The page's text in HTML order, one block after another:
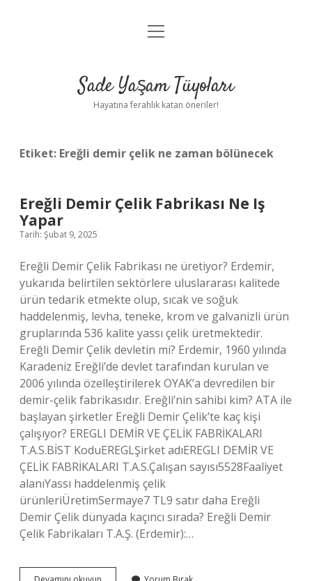
Anasayfa
Yasal Uyarı
menüyü
Sade Yaşam Tüyoları
Hayatına ferahlık katan öneriler!
Etiket: Ereğli demir çelik ne zaman bölünecek
Ereğli Demir Çelik Fabrikası Ne Iş
Yapar
Tarih: Şubat 9, 2025
Ereğli Demir Çelik Fabrikası ne üretiyor? Erdemir,
yukarıda belirtilen sektörlere uluslararası kalitede
ürün tedarik etmekte olup, sıcak ve soğuk
haddelenmiş, levha, teneke, krom ve galvanizli ürün
gruplarında 536 kalite yassı çelik üretmektedir.
Ereğli Demir Çelik devletin mi? Erdemir, 1960 yılında
Karadeniz Ereğli’de devlet tarafından kurulan ve
2006 yılında özelleştirilerek OYAK’a devredilen bir
demir-çelik fabrikasıdır. Ereğli’nin sahibi kim? ATA ile
başlayan şirketler Ereğli Demir Çelik’te kaç kişi
çalışıyor? EREGLI DEMİR VE ÇELİK FABRİKALARI
T.A.S.BİST KoduEREGLŞirket adıEREGLI DEMİR VE
ÇELİK FABRİKALARI T.A.S.Çalışan sayısı5528Faaliyet
alanıYassı haddelenmiş çelik
ürünleriÜretimSermaye7 TL9 satır daha Ereğli
Demir Çelik dünyada kaçıncı sırada? Ereğli Demir
Çelik Fabrikaları T.A.Ş. (Erdemir):…